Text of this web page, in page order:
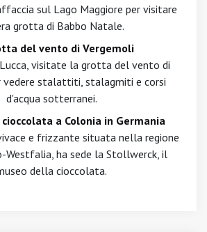
sul Lago Maggiore per visitare
grotta di Babbo Natale.
del vento di Vergemoli
visitate la grotta del vento di
vedere stalattiti, stalagmiti e corsi
d'acqua sotterranei.
a Colonia in Germania
e frizzante situata nella regione
Westfalia, ha sede la Stollwerck, il
della cioccolata.